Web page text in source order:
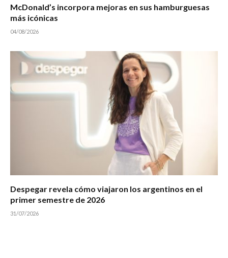
McDonald’s incorpora mejoras en sus hamburguesas
más icónicas
04/08/2026
Despegar revela cómo viajaron los argentinos en el
primer semestre de 2026
31/07/2026